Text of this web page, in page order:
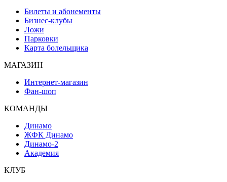
Билеты и абонементы
Бизнес-клубы
Ложи
Парковки
Карта болельщика
МАГАЗИН
Интернет-магазин
Фан-шоп
КОМАНДЫ
Динамо
ЖФК Динамо
Динамо-2
Академия
КЛУБ